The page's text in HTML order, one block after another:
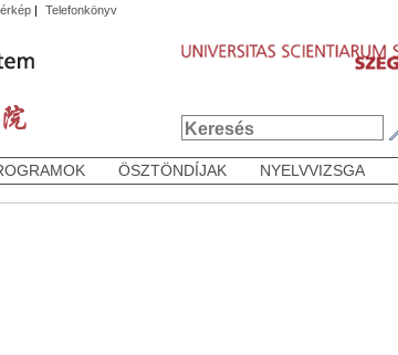
| Telefonkönyv
ÖSZTÖNDÍJAK NYELVVIZSGA